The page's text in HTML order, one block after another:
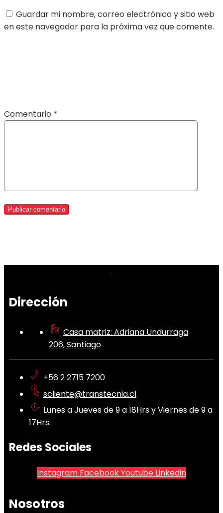
Guardar mi nombre, correo electrónico y sitio web
en este navegador para la próxima vez que comente.
Comentario *
Dirección
Casa matriz: Adriana Undurraga
206, Santiago
+56 2 2715 7200
scliente@transtecnia.cl
Lunes a Jueves de 9 a 18Hrs y Viernes de 9 a
17Hrs.
Redes Sociales
Instagram FacebookYoutube Linkedin
Nosotros